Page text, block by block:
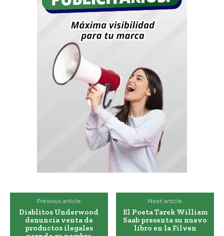
Previous article
Diablitos Underwood
denuncia venta de
productos ilegales
Next article
El Poeta Tarek William
Saab presenta su nuevo
libro en la Filven